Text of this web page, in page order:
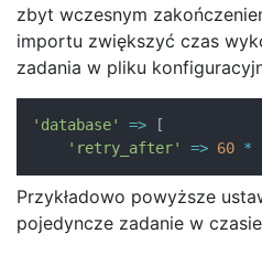
zbyt wczesnym
importu zwiększyć czas
zadania w pliku
'database' =>
[
'retry_after'
=> 60 *
Przykładowo powyższe
pojedyncze zadanie w